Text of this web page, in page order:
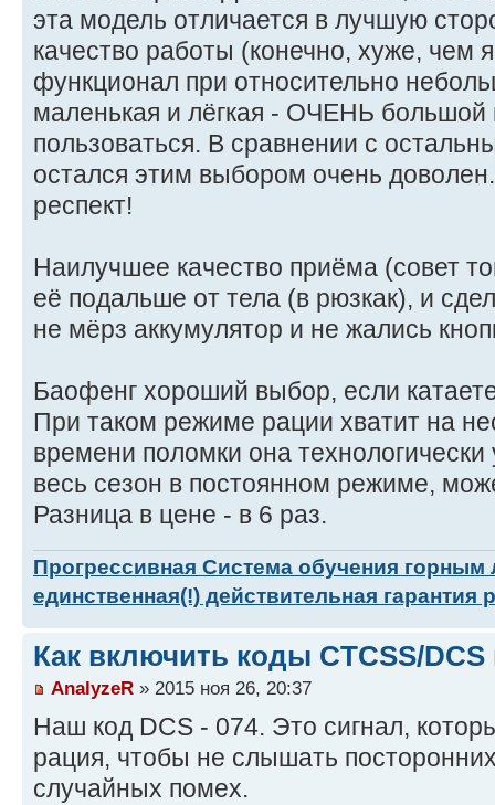
эта модель отличается в лучшую
качество работы (конечно, хуже, чем
функционал при относительно
маленькая и лёгкая - ОЧЕНЬ большой
пользоваться. В сравнении с
остался этим выбором очень
респект!
Наилучшее качество приёма (совет
её подальше от тела (в рюзкак), и
не мёрз аккумулятор и не жались
Баофенг хороший выбор, если
При таком режиме рации хватит на
времени поломки она технологически
весь сезон в постоянном режиме,
Разница в цене - в 6 раз.
Прогрессивная Система обучения
единственная(!) действительная гарантия
Как включить коды CTCSS/
AnalyzeR » 2015 ноя 26, 20:37
Наш код DCS - 074. Это сигнал,
рация, чтобы не слышать
случайных помех.